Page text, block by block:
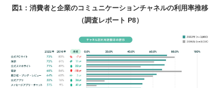
図1：消費者と企業のコミュニケーションチャネルの利用率推移
（調査レポート P8）